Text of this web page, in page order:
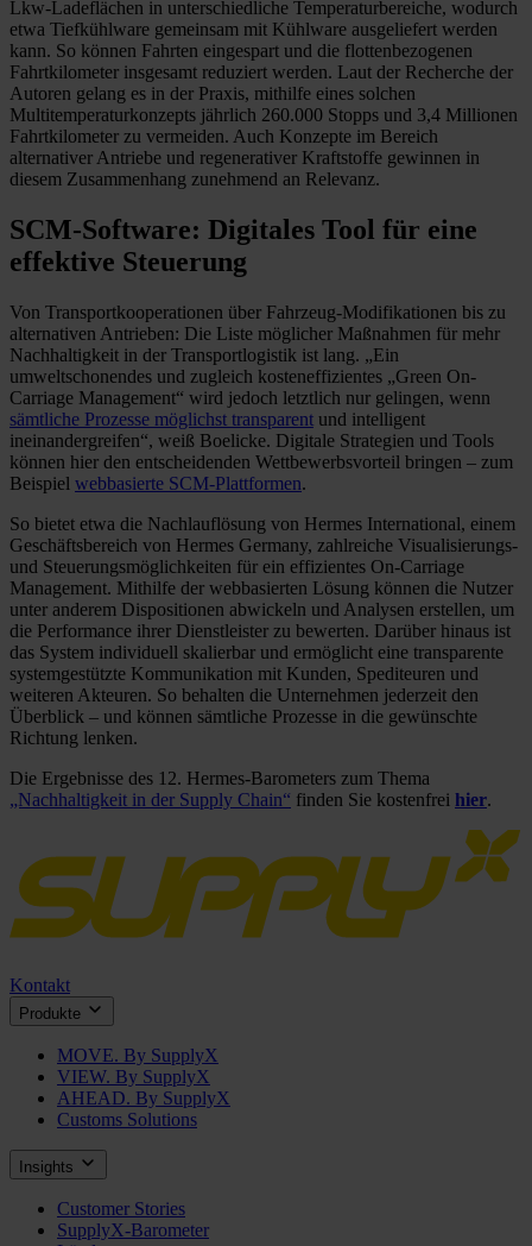
Lkw-Ladeflächen in unterschiedliche Temperaturbereiche, wodurch
etwa Tiefkühlware gemeinsam mit Kühlware ausgeliefert werden
kann. So können Fahrten eingespart und die flottenbezogenen
Fahrtkilometer insgesamt reduziert werden. Laut der Recherche der
Autoren gelang es in der Praxis, mithilfe eines solchen
Multitemperaturkonzepts jährlich 260.000 Stopps und 3,4 Millionen
Fahrtkilometer zu vermeiden. Auch Konzepte im Bereich
alternativer Antriebe und regenerativer Kraftstoffe gewinnen in
diesem Zusammenhang zunehmend an Relevanz.
SCM-Software: Digitales Tool für eine
effektive Steuerung
Von Transportkooperationen über Fahrzeug-Modifikationen bis zu
alternativen Antrieben: Die Liste möglicher Maßnahmen für mehr
Nachhaltigkeit in der Transportlogistik ist lang. „Ein
umweltschonendes und zugleich kosteneffizientes „Green On-
Carriage Management“ wird jedoch letztlich nur gelingen, wenn
sämtliche Prozesse möglichst transparent und intelligent
ineinandergreifen“, weiß Boelicke. Digitale Strategien und Tools
können hier den entscheidenden Wettbewerbsvorteil bringen – zum
Beispiel webbasierte SCM-Plattformen.
So bietet etwa die Nachlauflösung von Hermes International, einem
Geschäftsbereich von Hermes Germany, zahlreiche Visualisierungs-
und Steuerungsmöglichkeiten für ein effizientes On-Carriage
Management. Mithilfe der webbasierten Lösung können die Nutzer
unter anderem Dispositionen abwickeln und Analysen erstellen, um
die Performance ihrer Dienstleister zu bewerten. Darüber hinaus ist
das System individuell skalierbar und ermöglicht eine transparente
systemgestützte Kommunikation mit Kunden, Spediteuren und
weiteren Akteuren. So behalten die Unternehmen jederzeit den
Überblick – und können sämtliche Prozesse in die gewünschte
Richtung lenken.
Die Ergebnisse des 12. Hermes-Barometers zum Thema
„Nachhaltigkeit in der Supply Chain“ finden Sie kostenfrei hier.
Kontakt
Produkte
MOVE. By SupplyX
VIEW. By SupplyX
AHEAD. By SupplyX
Customs Solutions
Insights
Customer Stories
SupplyX-Barometer